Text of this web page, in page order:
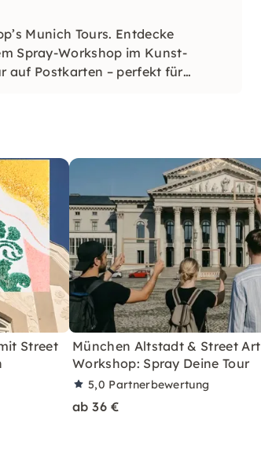
Munich Tours. Entdecke
Spray-Workshop im Kunst-
auf Postkarten – perfekt für
Street
München Altstadt & Street Art
Workshop: Spray Deine Tour
5,0 Partnerbewertung
ab 36 €